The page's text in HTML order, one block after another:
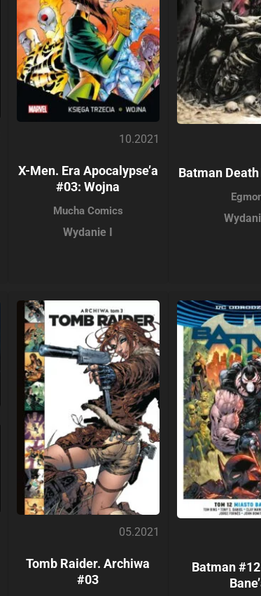
10.2021
X-Men. Era Apocalypse’a
#03: Wojna
Mucha Comics
Wydanie I
Batman
05.2021
Tomb Raider. Archiwa
#03
Batman